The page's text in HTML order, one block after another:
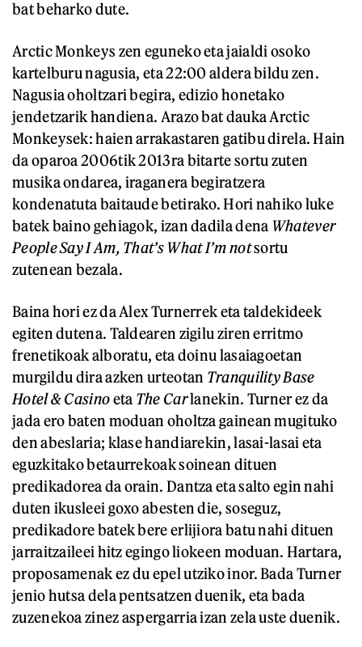
bat beharko dute.
Arctic Monkeys zen eguneko eta jaialdi osoko
kartelburu nagusia, eta 22:00 aldera bildu zen.
Nagusia oholtzari begira, edizio honetako
jendetzarik handiena. Arazo bat dauka Arctic
Monkeysek: haien arrakastaren gatibu direla. Hain
da oparoa 2006tik 2013ra bitarte sortu zuten
musika ondarea, iraganera begiratzera
kondenatuta baitaude betirako. Hori nahiko luke
batek baino gehiagok, izan dadila dena Whatever
People Say I Am, That’s What I’m notsortu
zutenean bezala.
Baina hori ez da Alex Turnerrek eta taldekideek
egiten dutena. Taldearen zigilu ziren erritmo
frenetikoak alboratu, eta doinu lasaiagoetan
murgildu dira azken urteotan Tranquility Base
Hotel & Casinoeta The Carlanekin. Turner ez da
jada ero baten moduan oholtza gainean mugituko
den abeslaria; klase handiarekin, lasai-lasai eta
eguzkitako betaurrekoak soinean dituen
predikadorea da orain. Dantza eta salto egin nahi
duten ikusleei goxo abesten die, soseguz,
predikadore batek bere erlijiora batu nahi dituen
jarraitzaileei hitz egingo liokeen moduan. Hartara,
proposamenak ez du epel utziko inor. Bada Turner
jenio hutsa dela pentsatzen duenik, eta bada
zuzenekoa zinez aspergarria izan zela uste duenik.